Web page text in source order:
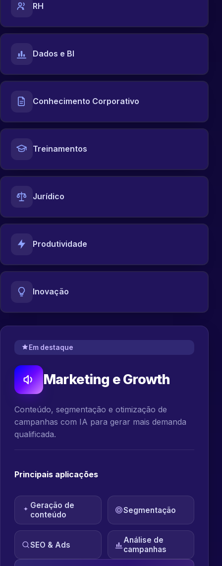
RH
Dados e BI
Conhecimento Corporativo
Treinamentos
Jurídico
Produtividade
Inovação
Em destaque
Marketing e Growth
Conteúdo, segmentação e otimização de
campanhas com IA para gerar mais demanda
qualificada.
Principais aplicações
Geração de
conteúdo
Segmentação
SEO & Ads
Análise de
campanhas